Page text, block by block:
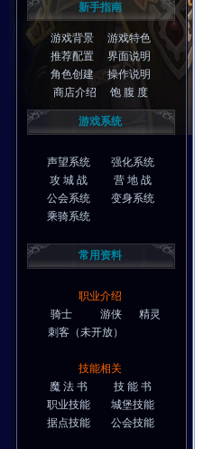
新手指南
游戏背景
游戏特色
推荐配置
界面说明
角色创建
操作说明
商店介绍
饱 腹 度
游戏系统
声望系统
强化系统
攻 城 战
营 地 战
公会系统
变身系统
乘骑系统
常用资料
职业介绍
骑士
游侠
精灵
刺客 （未开放）
技能相关
魔 法 书
技 能 书
职业技能
城堡技能
据点技能
公会技能